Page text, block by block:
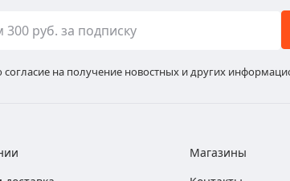
согласие на получение новостных и других
Магазины